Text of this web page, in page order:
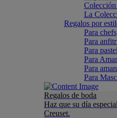
La
Regalos por
Para chefs
Para
Para
Para
Para
Para
Regalos de boda
Haz que su día
Creuset.